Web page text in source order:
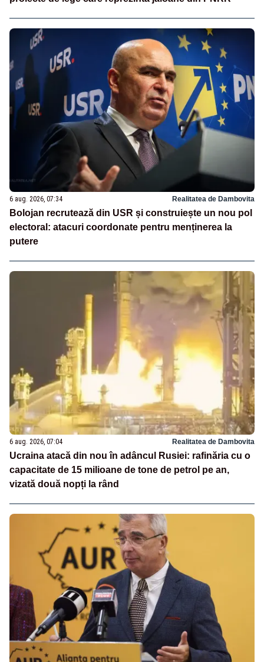
6 aug. 2026, 07:34 Realitatea de Dambovita
Bolojan recrutează din USR și construiește un nou pol
electoral: atacuri coordonate pentru menținerea la
putere
6 aug. 2026, 07:04 Realitatea de Dambovita
Ucraina atacă din nou în adâncul Rusiei: rafinăria cu o
capacitate de 15 milioane de tone de petrol pe an,
vizată două nopți la rând